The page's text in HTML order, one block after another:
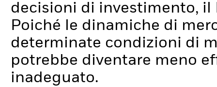
decisioni di investimento,
Poiché le dinamiche di
determinate condizioni di
potrebbe diventare meno
inadeguato.